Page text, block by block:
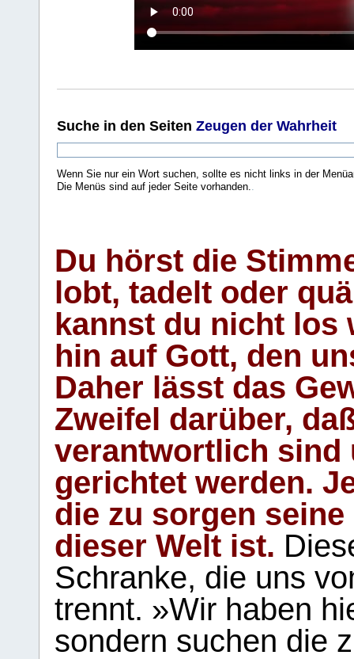
Suche in den Seiten Zeugen der Wahrheit
Wenn Sie nur ein Wort suchen, sollte es nicht links in der
Die Menüs sind auf jeder Seite vorhanden.
Du hörst die
lobt, tadelt oder
kannst du nicht los
hin auf Gott, den
Daher lässt das
Zweifel darüber,
verantwortlich sind
gerichtet werden.
die zu sorgen
dieser Welt ist.
Schranke, die uns
trennt. »Wir haben
sondern suchen die